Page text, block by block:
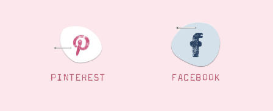
PINTEREST FACEBOOK